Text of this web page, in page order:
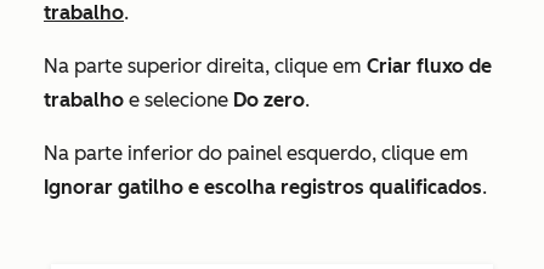
trabalho.
Na parte superior direita, clique em Criar fluxo de
trabalho e selecione Do zero.
Na parte inferior do painel esquerdo, clique em
Ignorar gatilho e escolha registros qualificados.